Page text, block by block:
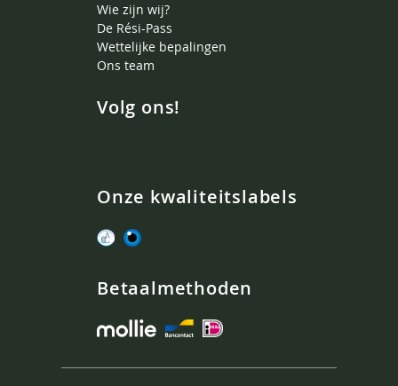
Wie zijn wij?
De Rési-Pass
Wettelijke bepalingen
Ons team
Volg ons!
Onze kwaliteitslabels
Betaalmethoden